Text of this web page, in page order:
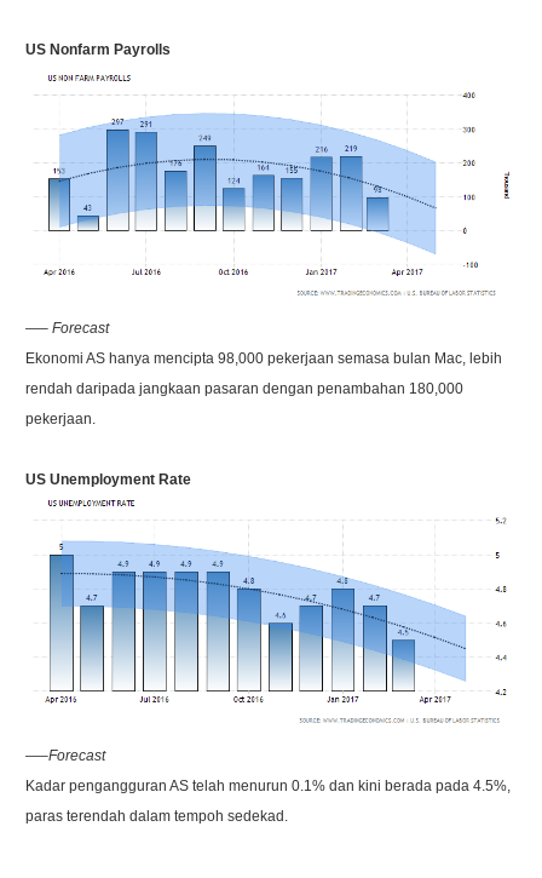
US Nonfarm Payrolls
—– Forecast
Ekonomi AS hanya mencipta 98,000 pekerjaan semasa bulan Mac, lebih
rendah daripada jangkaan pasaran dengan penambahan 180,000
pekerjaan.
US Unemployment Rate
—–Forecast
Kadar pengangguran AS telah menurun 0.1% dan kini berada pada 4.5%,
paras terendah dalam tempoh sedekad.